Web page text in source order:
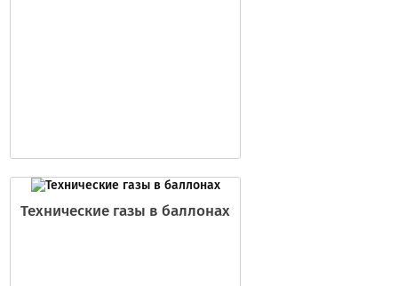
Технические газы в баллонах